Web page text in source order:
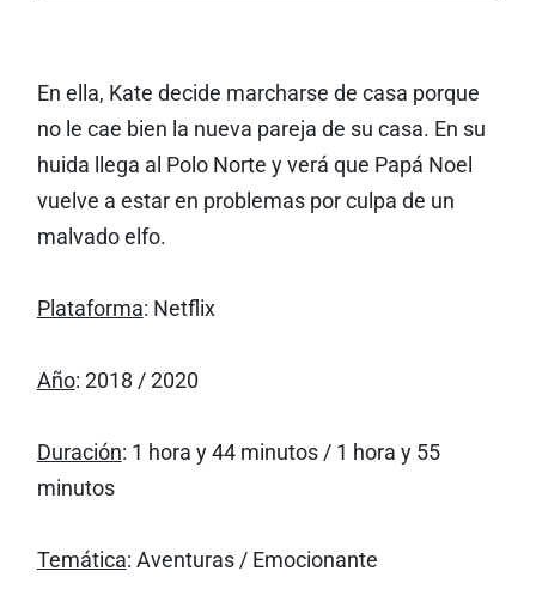
En ella, Kate decide marcharse de casa porque
no le cae bien la nueva pareja de su casa. En su
huida llega al Polo Norte y verá que Papá Noel
vuelve a estar en problemas por culpa de un
malvado elfo.
Plataforma: Netflix
Año: 2018 / 2020
Duración: 1 hora y 44 minutos / 1 hora y 55
minutos
Temática: Aventuras / Emocionante